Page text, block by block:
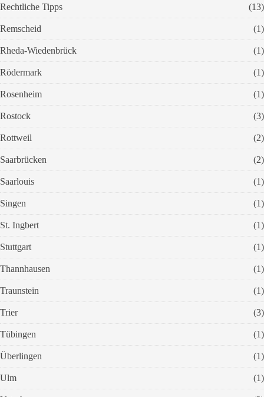
Rechtliche Tipps (13)
Remscheid (1)
Rheda-Wiedenbrück (1)
Rödermark (1)
Rosenheim (1)
Rostock (3)
Rottweil (2)
Saarbrücken (2)
Saarlouis (1)
Singen (1)
St. Ingbert (1)
Stuttgart (1)
Thannhausen (1)
Traunstein (1)
Trier (3)
Tübingen (1)
Überlingen (1)
Ulm (1)